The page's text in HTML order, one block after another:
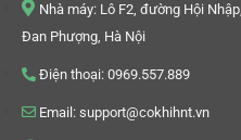
Nhà máy: Lô F2, đường Hội
Đan Phượng, Hà Nội
Điện thoại: 0969.557.889
Email: support@cokhihnt.vn